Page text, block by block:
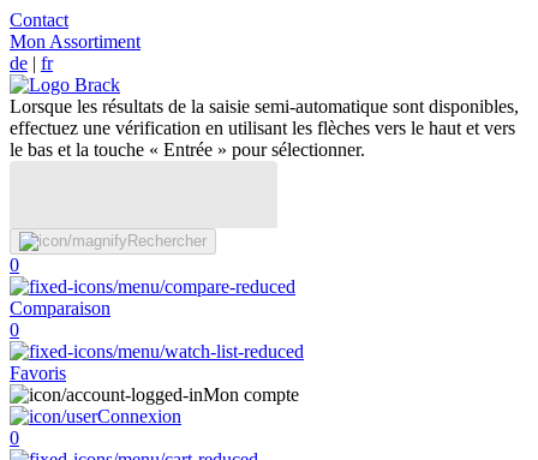
Contact
Mon Assortiment
de | fr
Lorsque les résultats de la saisie semi-automatique sont disponibles,
effectuez une vérification en utilisant les flèches vers le haut et vers
le bas et la touche « Entrée » pour sélectionner.
Rechercher
0
Comparaison
0
Favoris
Mon compte
Connexion
0